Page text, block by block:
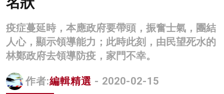
商業
科技
影片
名家榜
疫症蔓延時，本應政府要帶頭，振奮士氣，團結
人心，顯示領導能力；此時此刻，由民望死水的
林鄭政府去領導防疫，家門不幸。
作者:編輯精選 - 2020-02-15